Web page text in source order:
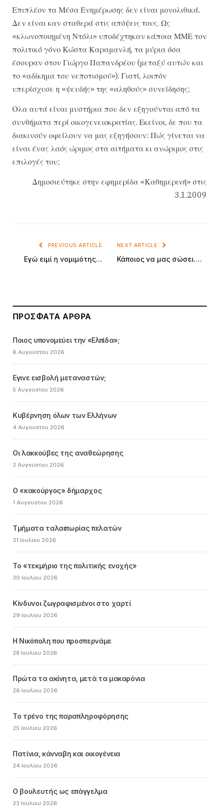
Επιπλέον τα Μέσα Ενημέρωσης δεν είναι μονολιθικά.
Δεν είναι καν σταθερά στις απόψεις τους. Ως
«κλωνοποιημένη Ντόλι» υποδέχτηκαν κάποια ΜΜΕ τον
πολιτικό γόνο Κώστα Καραμανλή, τα μύρια όσα
έσουραν στον Γιώργο Παπανδρέου (μεταξύ αυτών και
το «αδίκημα του νεποτισμού»). Γιατί, λοιπόν
υπερίσχυσε η «ψευδής» της «αληθούς» συνείδησης;
Ολα αυτά είναι μυστήρια που δεν εξηγούνται από τα
συνθήματα περί οικογενειοκρατίας. Εκείνοι, δε που τα
διακινούν οφείλουν να μας εξηγήσουν: Πώς γίνεται να
είναι ένας λαός ώριμος στα αιτήματα κι ανώριμος στις
επιλογές του;
Δημοσιεύτηκε στην εφημερίδα «Καθημερινή» στις
3.1.2009
PREVIOUS ARTICLE
Εγώ ειμί η νομιμότης…
NEXT ARTICLE
Κάποιος να μας σώσει….
ΠΡΌΣΦΑΤΑ ΆΡΘΡΑ
Ποιος υπονομεύει την «Ελπίδα»;
6 Αυγούστου 2026
Εγινε εισβολή μεταναστών;
5 Αυγούστου 2026
Κυβέρνηση όλων των Ελλήνων
4 Αυγούστου 2026
Οι λακκούβες της αναθεώρησης
2 Αυγούστου 2026
Ο «κακούργος» δήμαρχος
1 Αυγούστου 2026
Τμήματα ταλαιπωρίας πελατών
31 Ιουλίου 2026
Το «τεκμήριο της πολιτικής ενοχής»
30 Ιουλίου 2026
Κίνδυνοι ζωγραφισμένοι στο χαρτί
29 Ιουλίου 2026
Η Νικόπολη που προσπερνάμε
28 Ιουλίου 2026
Πρώτα τα ακίνητα, μετά τα μακαρόνια
26 Ιουλίου 2026
Το τρένο της παραπληροφόρησης
25 Ιουλίου 2026
Πατίνια, κάνναβη και οικογένεια
24 Ιουλίου 2026
Ο βουλευτής ως επάγγελμα
23 Ιουλίου 2026